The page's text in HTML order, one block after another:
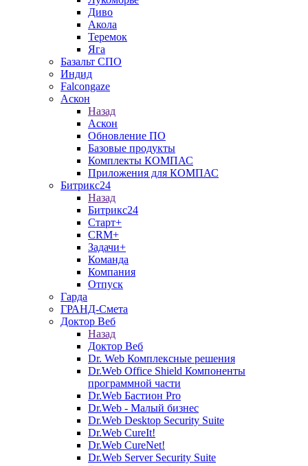
Диво
Акола
Теремок
Яга
Базальт СПО
Индид
Falcongaze
Аскон
Назад
Аскон
Обновление ПО
Базовые продукты
Комплекты КОМПАС
Приложения для КОМПАС
Битрикс24
Назад
Битрикс24
Старт+
CRM+
Задачи+
Команда
Компания
Отпуск
Гарда
ГРАНД-Смета
Доктор Веб
Назад
Доктор Веб
Dr. Web Комплексные решения
Dr.Web Office Shield Компоненты
программной части
Dr.Web Бастион Pro
Dr.Web - Малый бизнес
Dr.Web Desktop Security Suite
Dr.Web CureIt!
Dr.Web CureNet!
Dr.Web Server Security Suite